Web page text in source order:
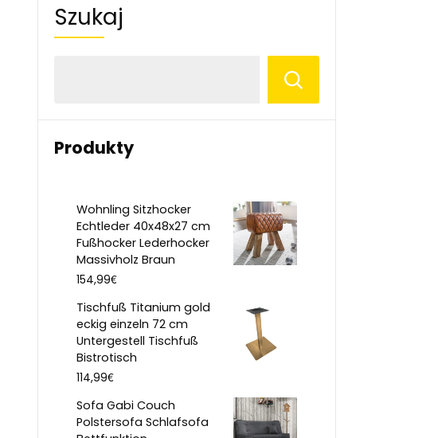
Szukaj
Produkty
Wohnling Sitzhocker
Echtleder 40x48x27 cm
Fußhocker Lederhocker
Massivholz Braun
154,99€
Tischfuß Titanium gold
eckig einzeln 72 cm
Untergestell Tischfuß
Bistrotisch
114,99€
Sofa Gabi Couch
Polstersofa Schlafsofa